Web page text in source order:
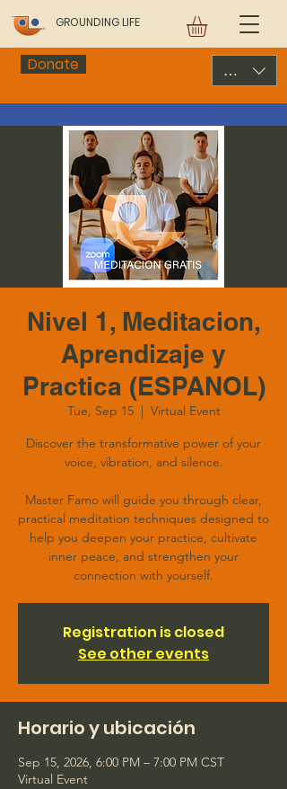
GROUNDING LIFE
Donate USD ($)
Nivel 1, Meditacion,
Aprendizaje y
Practica (ESPANOL)
Tue, Sep 15
  |
Virtual Event
Discover the transformative power of your
voice, vibration, and silence.
Master Famo will guide you through clear,
practical meditation techniques designed to
help you deepen your practice, cultivate
inner peace, and strengthen your
connection with yourself.
Registration is closed
See other events
Horario y ubicación
Sep 15, 2026, 6:00 PM – 7:00 PM CST
Virtual Event